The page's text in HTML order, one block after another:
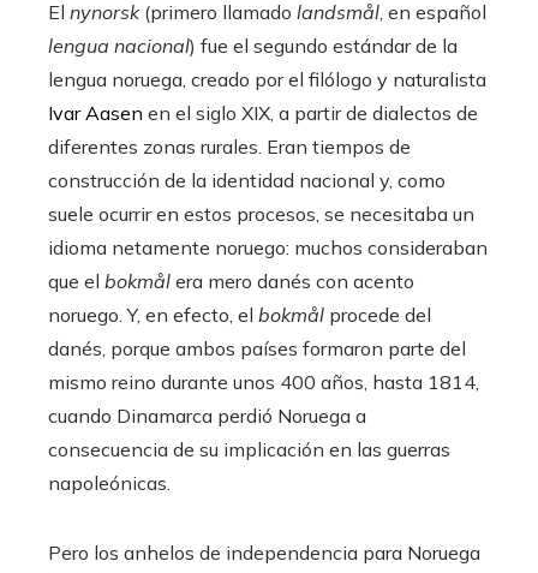
El nynorsk(primero llamado landsmål, en español
lengua nacional) fue el segundo estándar de la
lengua noruega, creado por el filólogo y naturalista
Ivar Aasen en el siglo XIX, a partir de dialectos de
diferentes zonas rurales. Eran tiempos de
construcción de la identidad nacional y, como
suele ocurrir en estos procesos, se necesitaba un
idioma netamente noruego: muchos consideraban
que el bokmål era mero danés con acento
noruego. Y, en efecto, el bokmål procede del
danés, porque ambos países formaron parte del
mismo reino durante unos 400 años, hasta 1814,
cuando Dinamarca perdió Noruega a
consecuencia de su implicación en las guerras
napoleónicas.
Pero los anhelos de independencia para Noruega